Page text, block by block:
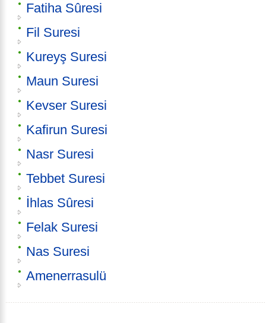
Fatiha Sûresi
Fil Suresi
Kureyş Suresi
Maun Suresi
Kevser Suresi
Kafirun Suresi
Nasr Suresi
Tebbet Suresi
İhlas Sûresi
Felak Suresi
Nas Suresi
Amenerrasulü